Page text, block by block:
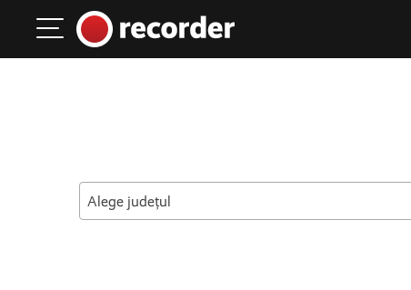
Main Navigation
Alege județul